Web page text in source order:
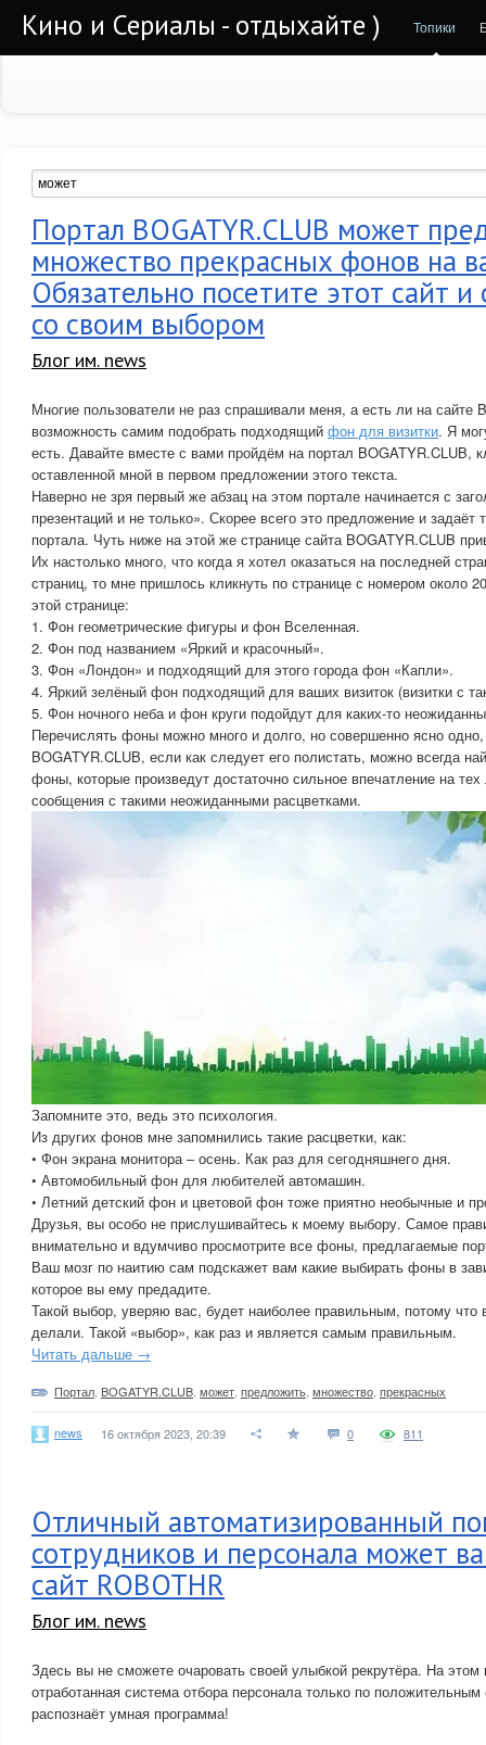
Кино и Сериалы - отдыхайте ) Топики
Портал BOGATYR.CLUB может
множество прекрасных фонов на
Обязательно посетите этот сайт
со своим выбором
Блог им. news
Многие пользователи не раз спрашивали меня, а есть ли на сайте
возможность самим подобрать подходящий фон для визитки. Я
есть. Давайте вместе с вами пройдём на портал BOGATYR.CLUB,
оставленной мной в первом предложении этого текста.
Наверно не зря первый же абзац на этом портале начинается с
презентаций и не только». Скорее всего это предложение и задаёт
портала. Чуть ниже на этой же странице сайта BOGATYR.CLUB
Их настолько много, что когда я хотел оказаться на последней
страниц, то мне пришлось кликнуть по странице с номером около
этой странице:
1. Фон геометрические фигуры и фон Вселенная.
2. Фон под названием «Яркий и красочный».
3. Фон «Лондон» и подходящий для этого города фон «Капли».
4. Яркий зелёный фон подходящий для ваших визиток (визитки с
5. Фон ночного неба и фон круги подойдут для каких-то
Перечислять фоны можно много и долго, но совершенно ясно
BOGATYR.CLUB, если как следует его полистать, можно всегда
фоны, которые произведут достаточно сильное впечатление на
сообщения с такими неожиданными расцветками.
Запомните это, ведь это психология.
Из других фонов мне запомнились такие расцветки, как:
• Фон экрана монитора – осень. Как раз для сегодняшнего дня.
• Автомобильный фон для любителей автомашин.
• Летний детский фон и цветовой фон тоже приятно необычные и
Друзья, вы особо не прислушивайтесь к моему выбору. Самое
внимательно и вдумчиво просмотрите все фоны, предлагаемые
Ваш мозг по наитию сам подскажет вам какие выбирать фоны в
которое вы ему предадите.
Такой выбор, уверяю вас, будет наиболее правильным, потому что
делали. Такой «выбор», как раз и является самым правильным.
Читать дальше →
Портал BOGATYR.CLUB может предложить множество прекрасных
news 16 октября 2023, 20:39 0 811
Отличный автоматизированный
сотрудников и персонала может
сайт ROBOTHR
Блог им. news
Здесь вы не сможете очаровать своей улыбкой рекрутёра. На этом
отработанная система отбора персонала только по
распознаёт умная программа!